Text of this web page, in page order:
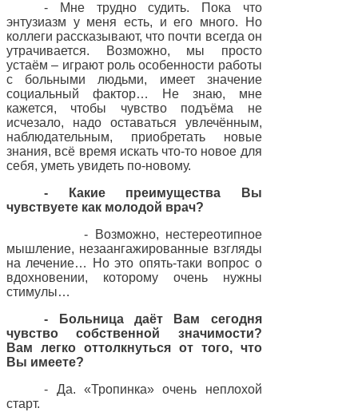
- Мне трудно судить. Пока что
энтузиазм у меня есть, и его много. Но
коллеги рассказывают, что почти всегда он
утрачивается. Возможно, мы просто
устаём – играют роль особенности работы
с больными людьми, имеет значение
социальный фактор… Не знаю, мне
кажется, чтобы чувство подъёма не
исчезало, надо оставаться увлечённым,
наблюдательным, приобретать новые
знания, всё время искать что-то новое для
себя, уметь увидеть по-новому.
- Какие преимущества Вы
чувствуете как молодой врач?
- Возможно, нестереотипное
мышление, незаангажированные взгляды
на лечение… Но это опять-таки вопрос о
вдохновении, которому очень нужны
стимулы…
- Больница даёт Вам сегодня
чувство собственной значимости?
Вам легко оттолкнуться от того, что
Вы имеете?
- Да. «Тропинка» очень неплохой
старт.